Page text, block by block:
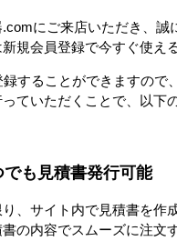
にご来店いただき、誠
規会員登録で今すぐ使え
することができますので
ていただくことで、以下
も見積書発行可能
、サイト内で見積書を作
の内容でスムーズに注文